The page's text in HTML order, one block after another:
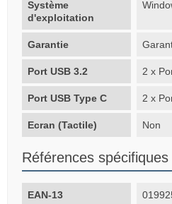
Système
d'exploitation
Garantie
Port USB 3.2 2 x
Port USB Type C 2 x
Ecran (Tactile) Non
Références spécifiques
EAN-13